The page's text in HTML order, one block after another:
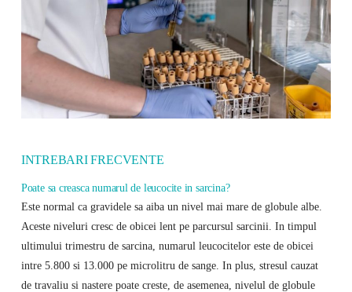
INTREBARI FRECVENTE
Poate sa creasca numarul de leucocite in sarcina?
Este normal ca gravidele sa aiba un nivel mai mare de globule albe.
Aceste niveluri cresc de obicei lent pe parcursul sarcinii. In timpul
ultimului trimestru de sarcina, numarul leucocitelor este de obicei
intre 5.800 si 13.000 pe microlitru de sange. In plus, stresul cauzat
de travaliu si nastere poate creste, de asemenea, nivelul de globule